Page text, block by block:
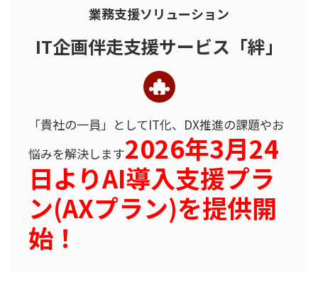
業務支援ソリューション
IT企画伴走支援サービス「絆」
「貴社の一員」としてIT化、DX推進の課題やお
悩みを解決します2026年3月24
日よりAI導入支援プラ
ン(AXプラン)を提供開
始！